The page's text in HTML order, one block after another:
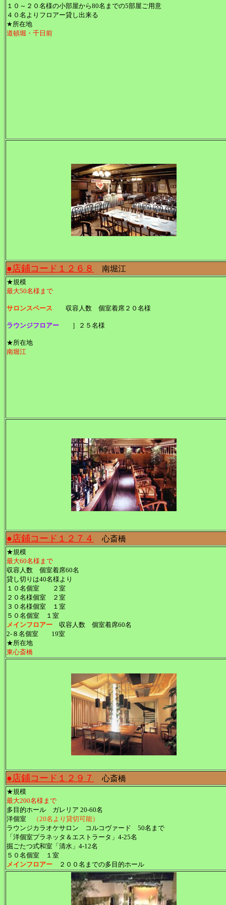
１０～２０名様の小部屋から80名までの5部屋ご用意
４０名よりフロアー貸し出来る
★所在地
道頓堀・千日前
●店鋪コード１２６８ 南堀江
★規模
最大50名様まで
サロンスペース 収容人数 個室着席２０名様
ラウンジフロアー ］２５名様
★所在地
南堀江
●店鋪コード１２７４ 心斎橋
★規模
最大60名様まで
収容人数 個室着席60名
貸し切りは40名様より
１０名個室 ２室
２０名様個室 ２室
３０名様個室 １室
５０名個室 １室
メインフロアー 収容人数 個室着席60名
2-８名個室 19室
★所在地
東心斎橋
●店鋪コード１２９７ 心斎橋
★規模
最大200名様まで
多目的ホール ガレリア 20‐60名
洋個室
（20名より貸切可能）
ラウンジカラオケサロン コルコヴァード 50名まで
「洋個室プラネッタ＆エストラータ」4‐25名
掘ごたつ式和室「清水」4‐12名
５０名個室 １室
メインフロアー ２００名までの多目的ホール